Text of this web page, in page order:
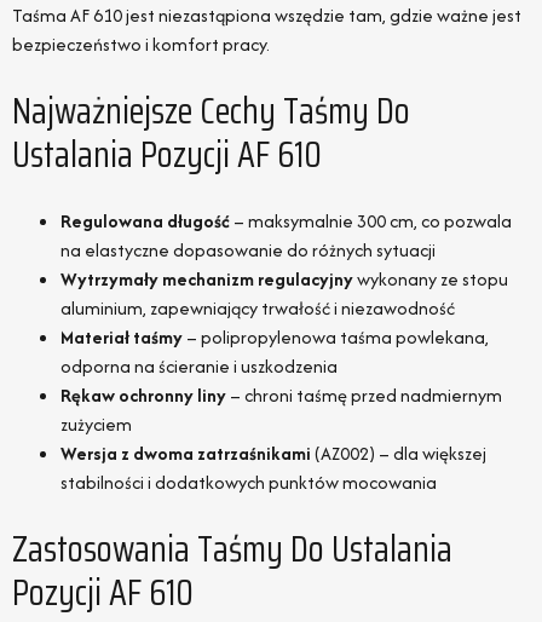
Taśma AF 610 jest niezastąpiona wszędzie tam, gdzie ważne jest
bezpieczeństwo i komfort pracy.
Najważniejsze Cechy Taśmy Do
Ustalania Pozycji AF 610
Regulowana długość– maksymalnie 300 cm, co pozwala
na elastyczne dopasowanie do różnych sytuacji
Wytrzymały mechanizm regulacyjnywykonany ze stopu
aluminium, zapewniający trwałość i niezawodność
Materiał taśmy– polipropylenowa taśma powlekana,
odporna na ścieranie i uszkodzenia
Rękaw ochronny liny– chroni taśmę przed nadmiernym
zużyciem
Wersja z dwoma zatrzaśnikami(AZ002) – dla większej
stabilności i dodatkowych punktów mocowania
Zastosowania Taśmy Do Ustalania
Pozycji AF 610